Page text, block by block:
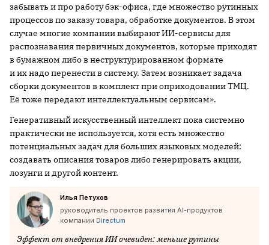
забывать и про работу бэк-офиса, где множество рутинных
процессов по заказу товара, обработке документов. В этом
случае многие компании выбирают ИИ-сервисы для
распознавания первичных документов, которые приходят
в бумажном либо в неструктурированном формате
и их надо перенести в систему. Затем возникает задача
сборки документов в комплект при оприходовании ТМЦ.
Её тоже передают интеллектуальным сервисам».
Генеративный искусственный интеллект пока системно
практически не используется, хотя есть множество
потенциальных задач для больших языковых моделей:
создавать описания товаров либо генерировать акции,
лозунги и другой контент.
Илья Петухов
руководитель проектов развития AI-продуктов
компании Directum
Эффект от внедрения ИИ очевиден: меньше рутины